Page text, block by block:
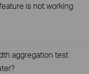
is not working
aggregation test